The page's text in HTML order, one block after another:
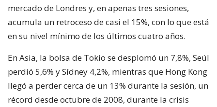
mercado de Londres y, en apenas tres sesiones,
acumula un retroceso de casi el 15%, con lo que está
en su nivel mínimo de los últimos cuatro años.
En Asia, la bolsa de Tokio se desplomó un 7,8%, Seúl
perdió 5,6% y Sídney 4,2%, mientras que Hong Kong
llegó a perder cerca de un 13% durante la sesión, un
récord desde octubre de 2008, durante la crisis